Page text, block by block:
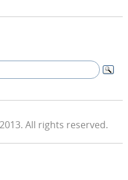
All rights reserved.